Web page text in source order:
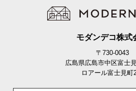
・固定の際は壁面への穴あけが
・壁面への固定用ネジはお客様
・壁材に適したネジのご使用を
・施工に関してはご自身の責任
・下地が不明確の場合は、ハウ
モダンデコ株式
〒730-0043
広島県広島市中区富士
ロアール富士見町